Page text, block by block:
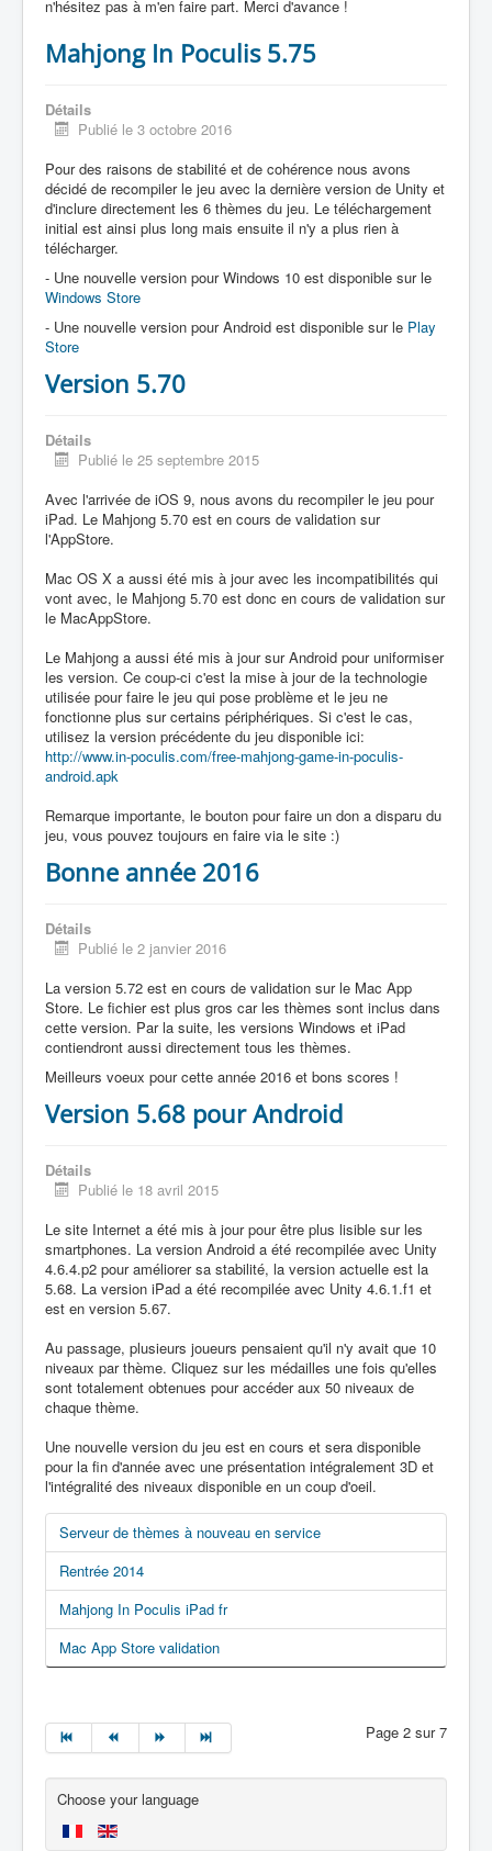
n'hésitez pas à m'en faire part. Merci d'avance !
Mahjong In Poculis 5.75
Détails
Publié le 3 octobre 2016
Pour des raisons de stabilité et de cohérence nous avons
décidé de recompiler le jeu avec la dernière version de Unity et
d'inclure directement les 6 thèmes du jeu. Le téléchargement
initial est ainsi plus long mais ensuite il n'y a plus rien à
télécharger.
- Une nouvelle version pour Windows 10 est disponible sur le
Windows Store
- Une nouvelle version pour Android est disponible sur le Play
Store
Version 5.70
Détails
Publié le 25 septembre 2015
Avec l'arrivée de iOS 9, nous avons du recompiler le jeu pour
iPad. Le Mahjong 5.70 est en cours de validation sur
l'AppStore.
Mac OS X a aussi été mis à jour avec les incompatibilités qui
vont avec, le Mahjong 5.70 est donc en cours de validation sur
le MacAppStore.
Le Mahjong a aussi été mis à jour sur Android pour uniformiser
les version. Ce coup-ci c'est la mise à jour de la technologie
utilisée pour faire le jeu qui pose problème et le jeu ne
fonctionne plus sur certains périphériques. Si c'est le cas,
utilisez la version précédente du jeu disponible ici:
http://www.in-poculis.com/free-mahjong-game-in-poculis-
android.apk
Remarque importante, le bouton pour faire un don a disparu du
jeu, vous pouvez toujours en faire via le site :)
Bonne année 2016
Détails
Publié le 2 janvier 2016
La version 5.72 est en cours de validation sur le Mac App
Store. Le fichier est plus gros car les thèmes sont inclus dans
cette version. Par la suite, les versions Windows et iPad
contiendront aussi directement tous les thèmes.
Meilleurs voeux pour cette année 2016 et bons scores !
Version 5.68 pour Android
Détails
Publié le 18 avril 2015
Le site Internet a été mis à jour pour être plus lisible sur les
smartphones. La version Android a été recompilée avec Unity
4.6.4.p2 pour améliorer sa stabilité, la version actuelle est la
5.68. La version iPad a été recompilée avec Unity 4.6.1.f1 et
est en version 5.67.
Au passage, plusieurs joueurs pensaient qu'il n'y avait que 10
niveaux par thème. Cliquez sur les médailles une fois qu'elles
sont totalement obtenues pour accéder aux 50 niveaux de
chaque thème.
Une nouvelle version du jeu est en cours et sera disponible
pour la fin d'année avec une présentation intégralement 3D et
l'intégralité des niveaux disponible en un coup d'oeil.
Serveur de thèmes à nouveau en service
Rentrée 2014
Mahjong In Poculis iPad fr
Mac App Store validation
Page 2 sur 7
Choose your language